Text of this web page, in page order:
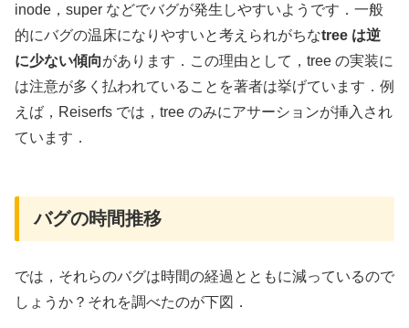
inode，super などでバグが発生しやすいようです．一般
的にバグの温床になりやすいと考えられがちなtree は逆
に少ない傾向があります．この理由として，tree の実装に
は注意が多く払われていることを著者は挙げています．例
えば，Reiserfs では，tree のみにアサーションが挿入され
ています．
バグの時間推移
では，それらのバグは時間の経過とともに減っているので
しょうか？それを調べたのが下図．